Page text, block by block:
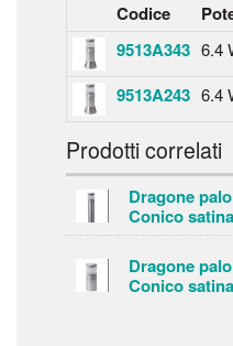
Codice
9513A343 6.4
9513A243 6.4
Prodotti correlati
Dragone
Conico
Dragone
Conico